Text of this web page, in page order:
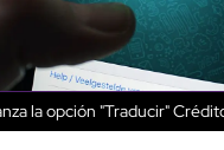
la opción "Traducir"